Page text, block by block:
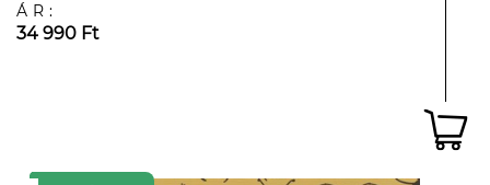
ÁR:
34 990 Ft